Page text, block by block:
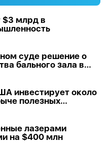
млрд в
суде решение о
бального зала в
инвестирует около
полезных
лазерами
на $400 млн